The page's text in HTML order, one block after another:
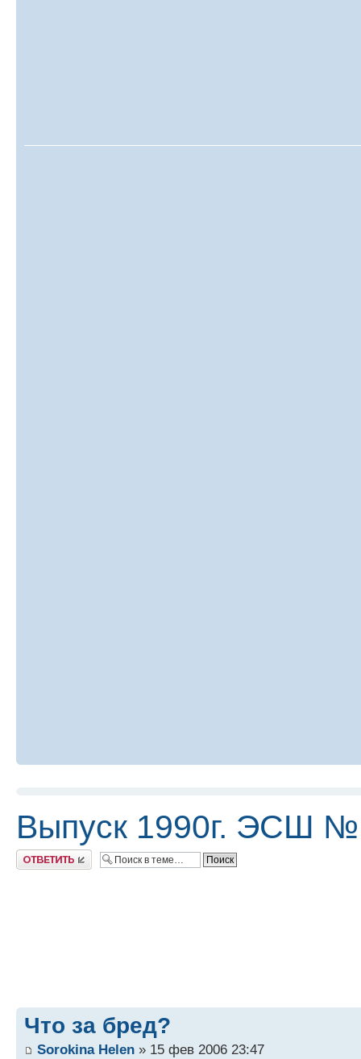
Выпуск 1990г. ЭСШ
Ответить
Что за бред?
Sorokina Helen » 15 фев 2006 23:47